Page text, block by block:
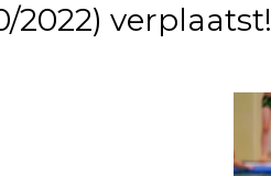
2022) verplaatst!